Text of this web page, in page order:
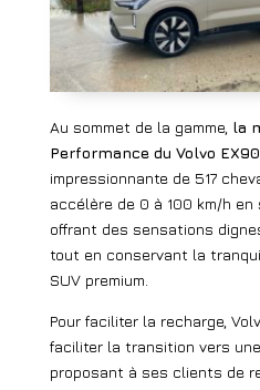
Au sommet de la gamme, la
Performance du Volvo EX90
impressionnante de 517
accélère de 0 à 100 km/h en
offrant des sensations
tout en conservant la
SUV premium.
Pour faciliter la recharge,
faciliter la transition vers
proposant à ses clients de